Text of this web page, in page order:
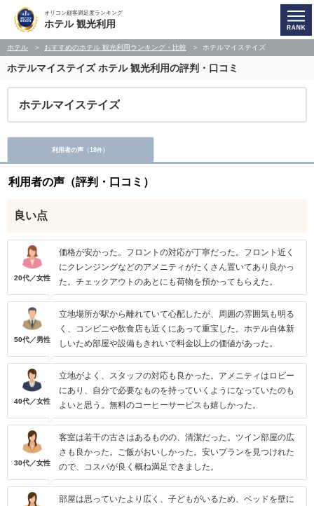
オリコン顧客満足度ランキング
ホテル 観光利用
ホテル おすすめのホテル 観光利用ランキング・比較 ホテルマイステイズ
ホテルマイステイズホテル 観光利用の評判・口コミ
ホテルマイステイズ
利用者の声（18件）
利用者の声（評判・口コミ）
良い点
20代／女性
価格が安かった。フロントの対応が丁寧だった。フロント近く
にクレンジングなどのアメニティがたくさん置いてあり良かっ
た。チェックアウトのあとにも荷物を預かってもらえた。
50代／男性
立地場所が駅から離れていて心配したが、周囲の雰囲気も明る
く、コンビニや飲食店も近くにあって重宝した。ホテル自体新
しいため部屋や設備もきれいで料金以上の価値があった。
40代／女性
立地がよく、スタッフの対応も良かった。アメニティはロビー
にあり、自分で必要なものを持っていくようになっていたのも
よいと思う。無料のコーヒーサービスも嬉しかった。
30代／女性
客室は若干の古さはあるものの、清潔だった。ツイン部屋の広
さも良かった。ご飯がおいしかった。安いプランを見つけれた
ので、コスパが良く概ね満足できました。
部屋は思っていたより広く、子どもがいるため、ベッドを壁に